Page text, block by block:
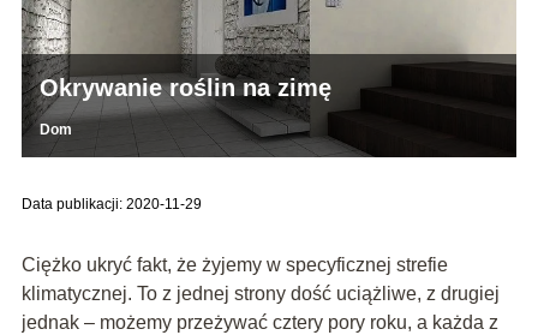
Okrywanie roślin na zimę
Dom
Data publikacji: 2020-11-29
Ciężko ukryć fakt, że żyjemy w specyficznej strefie
klimatycznej. To z jednej strony dość uciążliwe, z drugiej
jednak – możemy przeżywać cztery pory roku, a każda z